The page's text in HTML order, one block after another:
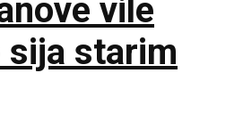
vile
sija starim